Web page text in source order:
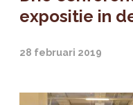
expositie in
28 februari 2019